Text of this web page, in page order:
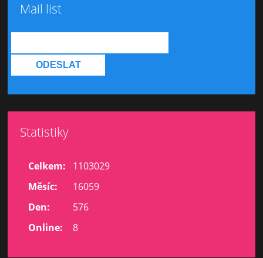
Mail list
Statistiky
Online: 8
Celkem:
1103029
Měsíc:
16059
Den:
576